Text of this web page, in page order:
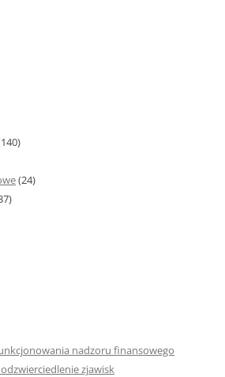
(24)
nadzoru finansowego
zjawisk